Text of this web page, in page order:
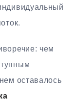
чем
оставалось